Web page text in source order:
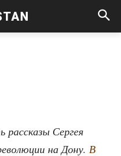
Сер­гея
на Дону. В